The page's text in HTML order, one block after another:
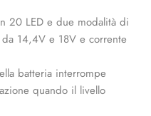
20 LED e due modalità di
14,4V e 18V e corrente
batteria interrompe
quando il livello